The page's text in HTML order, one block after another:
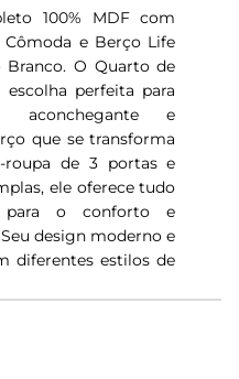
100% MDF com
Cômoda e Berço Life
Branco. O Quarto de
perfeita para
e
que se transforma
roupa de 3 portas e
ele oferece tudo
o conforto e
design moderno e
diferentes estilos de